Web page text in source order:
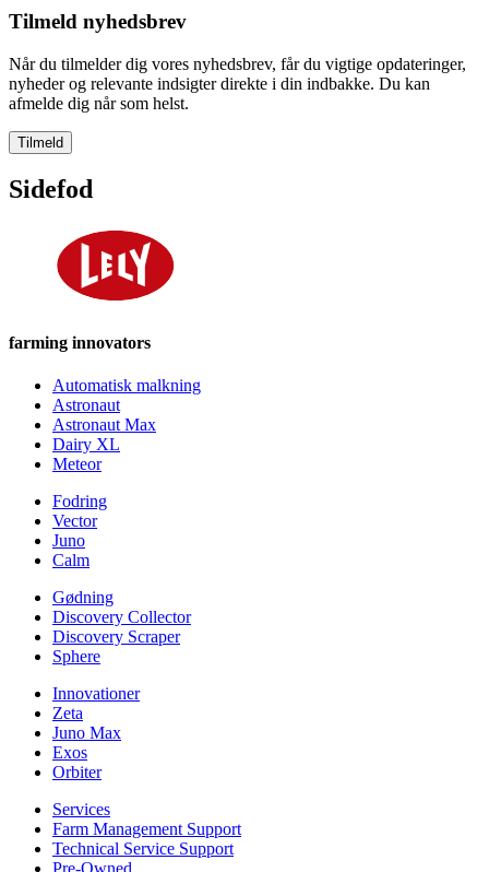
Tilmeld nyhedsbrev
Når du tilmelder dig vores nyhedsbrev, får du vigtige opdateringer,
nyheder og relevante indsigter direkte i din indbakke. Du kan
afmelde dig når som helst.
Tilmeld
Sidefod
farming innovators
Automatisk malkning
Astronaut
Astronaut Max
Dairy XL
Meteor
Fodring
Vector
Juno
Calm
Gødning
Discovery Collector
Discovery Scraper
Sphere
Innovationer
Zeta
Juno Max
Exos
Orbiter
Services
Farm Management Support
Technical Service Support
Pre-Owned